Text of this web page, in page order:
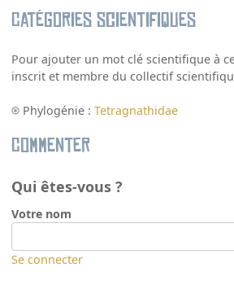
Catégories scientifiques
Pour ajouter un mot clé scientifique à
inscrit et membre du collectif
Phylogénie :Tetragnathidae
Commenter
Qui êtes-vous ?
Votre nom
Se connecter